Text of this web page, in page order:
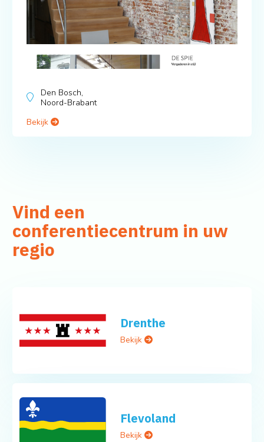
Den Bosch,
Noord-Brabant
Bekijk
Vind een
conferentiecentrum in uw
regio
Drenthe
Bekijk
Flevoland
Bekijk